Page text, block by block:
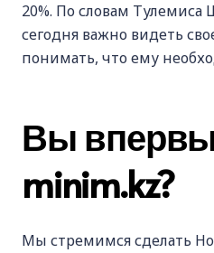
20%. По словам
сегодня важно видеть
понимать, что ему
Вы
minim.kz?
Мы стремимся сделать